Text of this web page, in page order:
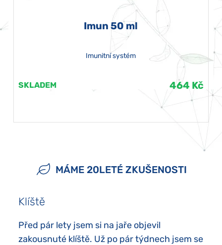
Imun 50 ml
Imunitní systém
SKLADEM 464 Kč
MÁME 20LETÉ ZKUŠENOSTI
Klíště
Před pár lety jsem si na jaře objevil
zakousnuté klíště. Už po pár týdnech jsem se